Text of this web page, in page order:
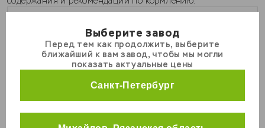
МРС
Свиньи
Кролики
Курицы
Универсальные корма
Выберите завод
Перед тем как продолжить, выберите
ближайший к вам завод, чтобы мы могли
показать актуальные цены
Санкт-Петербург